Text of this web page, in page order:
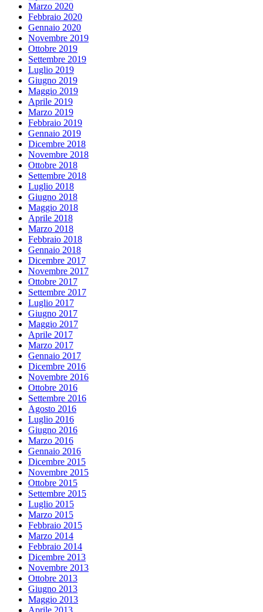
Marzo 2020
Febbraio 2020
Gennaio 2020
Novembre 2019
Ottobre 2019
Settembre 2019
Luglio 2019
Giugno 2019
Maggio 2019
Aprile 2019
Marzo 2019
Febbraio 2019
Gennaio 2019
Dicembre 2018
Novembre 2018
Ottobre 2018
Settembre 2018
Luglio 2018
Giugno 2018
Maggio 2018
Aprile 2018
Marzo 2018
Febbraio 2018
Gennaio 2018
Dicembre 2017
Novembre 2017
Ottobre 2017
Settembre 2017
Luglio 2017
Giugno 2017
Maggio 2017
Aprile 2017
Marzo 2017
Gennaio 2017
Dicembre 2016
Novembre 2016
Ottobre 2016
Settembre 2016
Agosto 2016
Luglio 2016
Giugno 2016
Marzo 2016
Gennaio 2016
Dicembre 2015
Novembre 2015
Ottobre 2015
Settembre 2015
Luglio 2015
Marzo 2015
Febbraio 2015
Marzo 2014
Febbraio 2014
Dicembre 2013
Novembre 2013
Ottobre 2013
Giugno 2013
Maggio 2013
Aprile 2013